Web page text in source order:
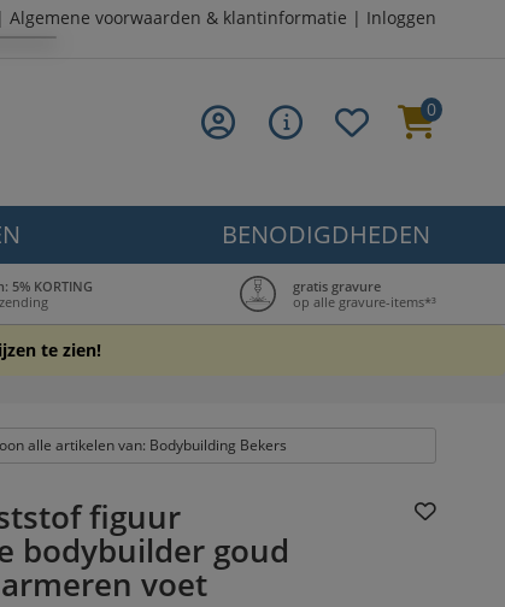
| Algemene voorwaarden & klantinformatie | Inloggen
0
BENODIGDHEDEN
5% KORTING
gratis gravure
op alle gravure-items*³
te zien!
alle artikelen van: Bodybuilding Bekers
figuur
bodybuilder goud
voet